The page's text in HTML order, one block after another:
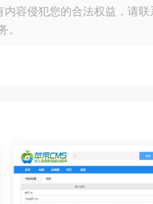
容侵犯您的合法权益，请
。